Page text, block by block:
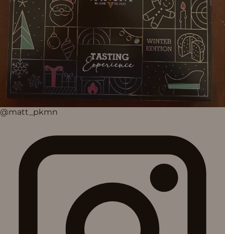
@matt_pkmn